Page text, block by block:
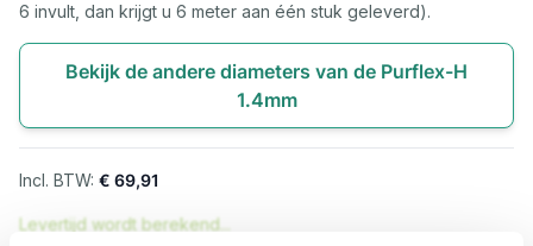
6 invult, dan krijgt u 6 meter aan één stuk geleverd).
Bekijk de andere diameters van de Purflex-H
1.4mm
€ 69,91
Levertijd wordt berekend...